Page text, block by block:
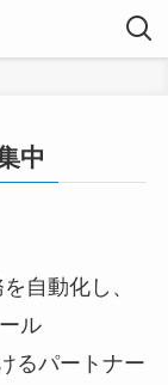
中
自動化し、
ル
るパートナー